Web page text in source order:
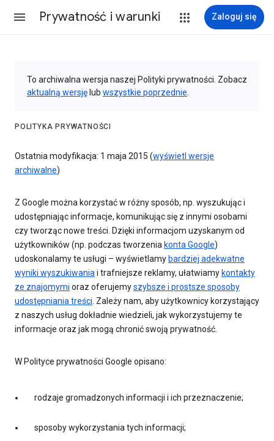
Prywatność i warunki Zaloguj się
To archiwalna wersja naszej Polityki prywatności. Zobacz
aktualną wersję lub wszystkie poprzednie
POLITYKA PRYWATNOŚCI
Ostatnia modyfikacja: 1 maja 2015 (wyświetl wersje
archiwalne)
Z Google można korzystać w różny sposób, np. wyszukując i
udostępniając informacje, komunikując się z innymi osobami
czy tworząc nowe treści. Dzięki informacjom uzyskanym od
użytkowników (np. podczas tworzenia konta Google)
udoskonalamy te usługi – wyświetlamy bardziej adekwatne
wyniki wyszukiwaniai trafniejsze reklamy, ułatwiamy kontakty
ze znajomymi oraz oferujemyszybsze i prostsze sposoby
udostępniania treści. Zależy nam, aby użytkownicy korzystający
z naszych usług dokładnie wiedzieli, jak wykorzystujemy te
informacje oraz jak mogą chronić swoją prywatność.
W Polityce prywatności Google opisano:
rodzaje gromadzonych informacji i ich przeznaczenie;
sposoby wykorzystania tych informacji;